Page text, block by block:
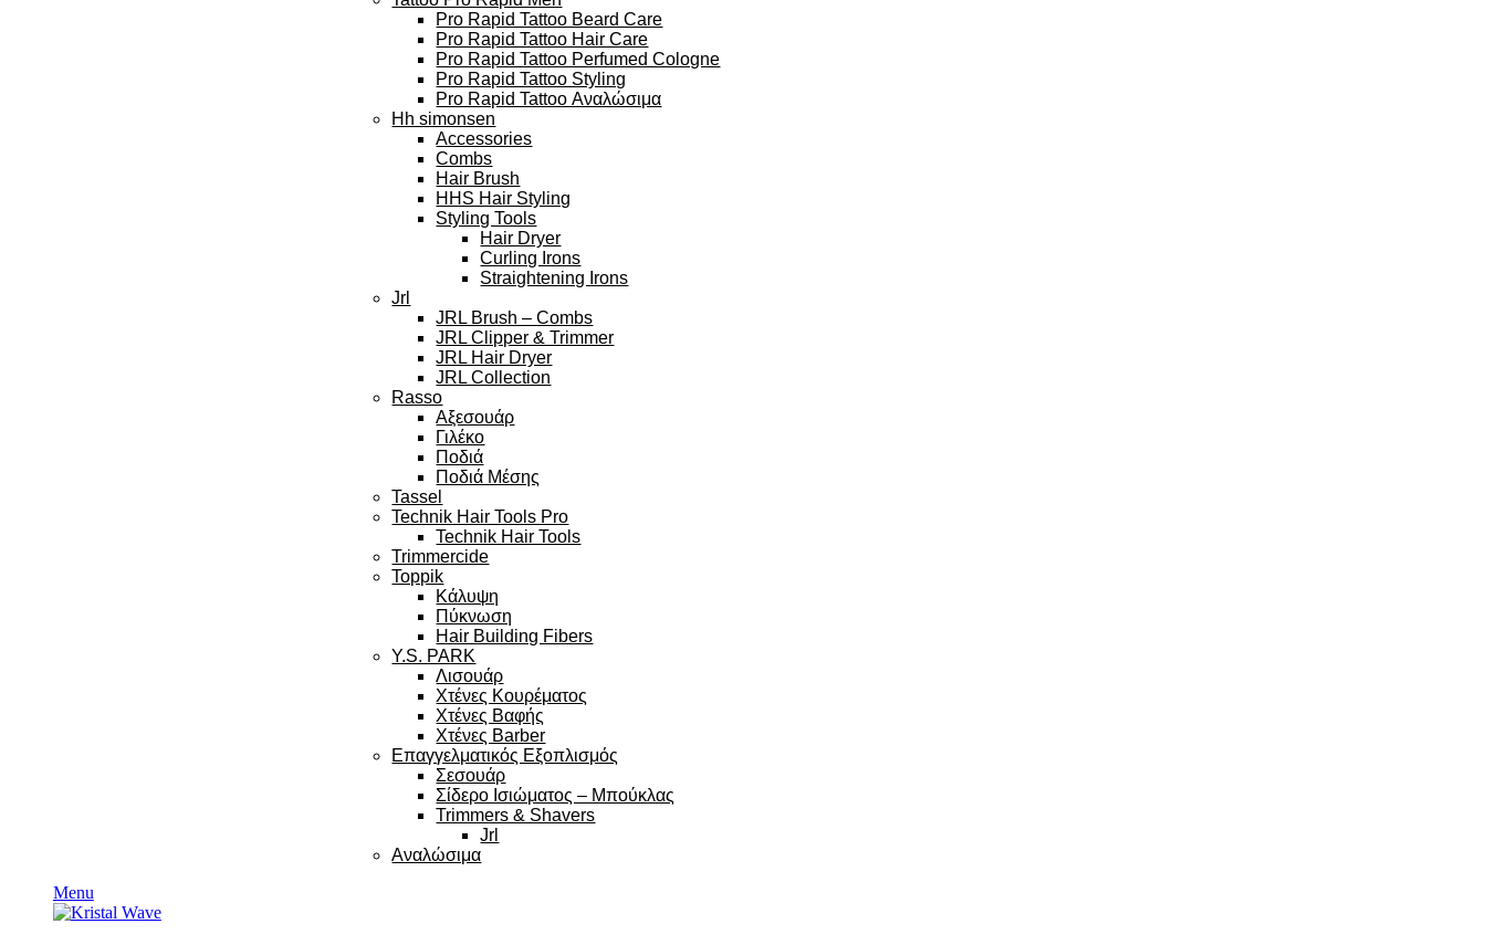
Pro Rapid Tattoo Beard Care
Pro Rapid Tattoo Hair Care
Pro Rapid Tattoo Perfumed Cologne
Pro Rapid Tattoo Styling
Pro Rapid Tattoo Αναλώσιμα
Hh simonsen
Accessories
Combs
Hair Brush
HHS Hair Styling
Styling Tools
Hair Dryer
Curling Irons
Straightening Irons
Jrl
JRL Brush – Combs
JRL Clipper & Trimmer
JRL Hair Dryer
JRL Collection
Rasso
Αξεσουάρ
Γιλέκο
Ποδιά
Ποδιά Μέσης
Tassel
Technik Hair Tools Pro
Technik Hair Tools
Trimmercide
Toppik
Κάλυψη
Πύκνωση
Hair Building Fibers
Y.S. PARK
Λισουάρ
Χτένες Κουρέματος
Χτένες Βαφής
Χτένες Barber
Επαγγελματικός Εξοπλισμός
Σεσουάρ
Σίδερο Ισιώματος – Μπούκλας
Trimmers & Shavers
Jrl
Αναλώσιμα
Menu